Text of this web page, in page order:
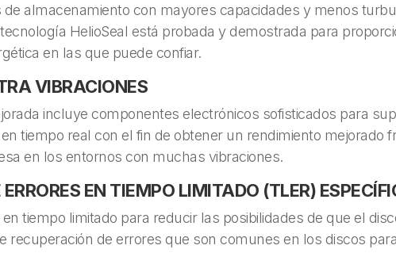
almacenamiento con mayores capacidades y menos
HelioSeal está probada y demostrada para
en las que puede confiar.
VIBRACIONES
incluye componentes electrónicos sofisticados para
tiempo real con el fin de obtener un rendimiento mejorado
en los entornos con muchas vibraciones.
EN TIEMPO LIMITADO (TLER)
tiempo limitado para reducir las posibilidades de que el
recuperación de errores que son comunes en los discos